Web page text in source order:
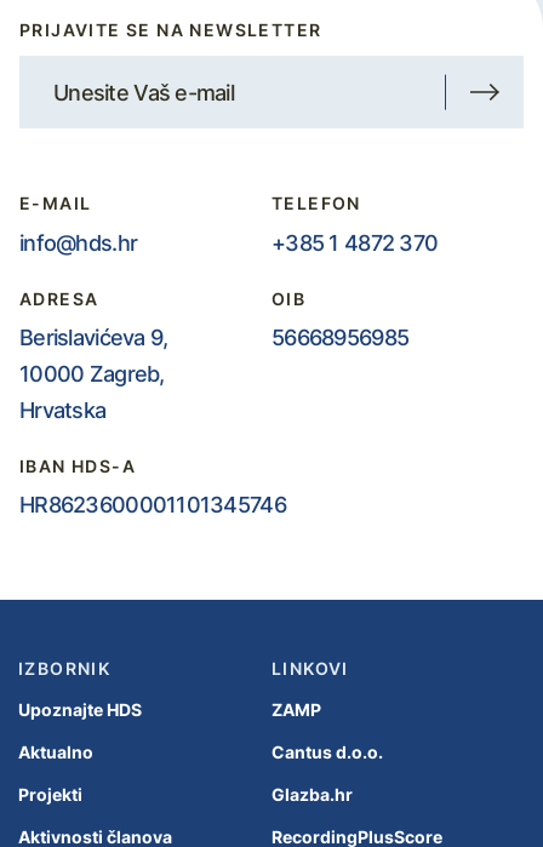
PRIJAVITE SE NA NEWSLETTER
E-MAIL
info@hds.hr
TELEFON
+385 1 4872 370
ADRESA
Berislavićeva 9,
10000 Zagreb,
Hrvatska
OIB
56668956985
IBAN HDS-A
HR8623600001101345746
IZBORNIK
Upoznajte HDS
Aktualno
Projekti
Aktivnosti članova
LINKOVI
ZAMP
Cantus d.o.o.
Glazba.hr
RecordingPlusScore